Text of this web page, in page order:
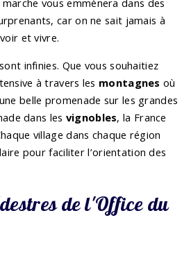
car on ne sait jamais à
et vivre.
infinies. Que vous souhaitiez
à travers les montagnes où
belle promenade sur les grandes
dans les vignobles, la France
village dans chaque région
pour faciliter l’orientation des
de l'Office du